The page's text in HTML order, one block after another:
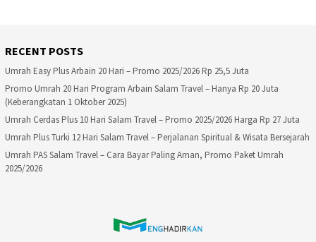
RECENT POSTS
Umrah Easy Plus Arbain 20 Hari – Promo 2025/2026 Rp 25,5 Juta
Promo Umrah 20 Hari Program Arbain Salam Travel – Hanya Rp 20 Juta
(Keberangkatan 1 Oktober 2025)
Umrah Cerdas Plus 10 Hari Salam Travel – Promo 2025/2026 Harga Rp 27 Juta
Umrah Plus Turki 12 Hari Salam Travel – Perjalanan Spiritual & Wisata Bersejarah
Umrah PAS Salam Travel – Cara Bayar Paling Aman, Promo Paket Umrah
2025/2026